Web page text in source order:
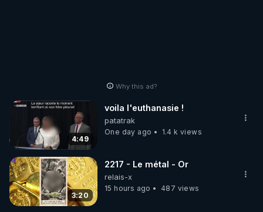
Why this ad?
4:49
voila l'euthanasie !
patatrak
One day ago
1.4 k views
3:20
2217 - Le métal - Or
relais-x
15 hours ago
487 views